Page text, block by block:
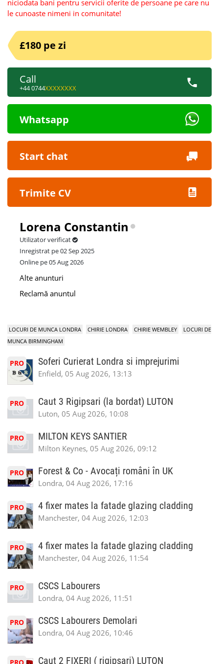
niciodata bani pentru servicii oferite de persoane pe care nu
le cunoaste nimeni in comunitate!
£180 pe zi
Call
+44 0744XXXXXXXX
Whatsapp
Start chat
Trimite CV
Lorena Constantin
Utilizator verificat
Inregistrat pe 02 Sep 2025
Online pe 05 Aug 2026
Alte anunturi
Reclamă anuntul
LOCURI DE MUNCA LONDRA CHIRIE LONDRA CHIRIE WEMBLEY
LOCURI DE
MUNCA BIRMINGHAM
PRO Soferi Curierat Londra si imprejurimi
Enfield, 05 Aug 2026, 13:13
PRO Caut 3 Rigipsari (la bordat) LUTON
Luton, 05 Aug 2026, 10:08
PRO MILTON KEYS SANTIER
Milton Keynes, 05 Aug 2026, 09:12
PRO Forest & Co - Avocați români în UK
Londra, 04 Aug 2026, 17:16
PRO 4 fixer mates la fatade glazing cladding
Manchester, 04 Aug 2026, 12:03
PRO 4 fixer mates la fatade glazing cladding
Manchester, 04 Aug 2026, 11:54
PRO CSCS Labourers
Londra, 04 Aug 2026, 11:51
PRO CSCS Labourers Demolari
Londra, 04 Aug 2026, 10:46
Caut 2 FIXERI ( rigipsari) LUTON